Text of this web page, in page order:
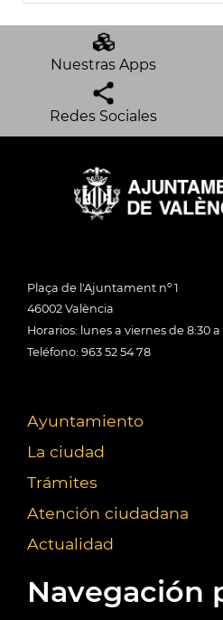
Nuestras Apps
Redes Sociales
Plaça de l'Ajuntament nº 1
46002 València
Horarios: lunes a viernes de 8:30 a
Teléfono: 963 52 54 78
Ayuntamiento
La ciudad
Trámites
Atención ciudadana
Actualidad
Navegación